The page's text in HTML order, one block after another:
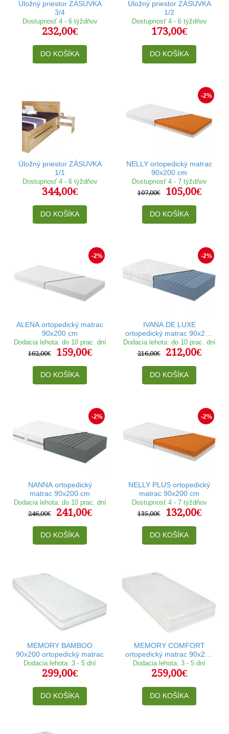
Úložný priestor ZÁSUVKA
3/4
Dostupnosť 4 - 6 týždňov
232,00€
DO KOŠÍKA
Úložný priestor ZÁSUVKA
1/2
Dostupnosť 4 - 6 týždňov
173,00€
DO KOŠÍKA
Úložný priestor ZÁSUVKA
1/1
Dostupnosť 4 - 6 týždňov
344,00€
DO KOŠÍKA
-2%
NELLY ortopedický matrac
90x200 cm
Dostupnosť 4 - 7 týždňov
107,00€
105,00€
DO KOŠÍKA
-2%
ALENA ortopedický matrac
90x200 cm
Dodacia lehota: do 10 prac. dní
162,00€
159,00€
DO KOŠÍKA
-2%
IVANA DE LUXE
ortopedický matrac 90x200
cm
Dodacia lehota: do 10 prac. dní
216,00€
212,00€
DO KOŠÍKA
-2%
NANNA ortopedický
matrac 90x200 cm
Dodacia lehota: do 10 prac. dní
246,00€
241,00€
DO KOŠÍKA
-2%
NELLY PLUS ortopedický
matrac 90x200 cm
Dostupnosť 4 - 7 týždňov
135,00€
132,00€
DO KOŠÍKA
MEMORY BAMBOO
90x200 ortopedický matrac
Dodacia lehota: 3 - 5 dní
299,00€
DO KOŠÍKA
MEMORY COMFORT
ortopedický matrac 90x200
cm
Dodacia lehota: 3 - 5 dní
259,00€
DO KOŠÍKA